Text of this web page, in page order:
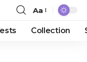
Aa
Collection